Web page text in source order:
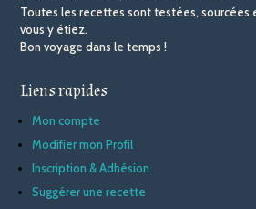
Toutes les recettes sont testées, sourcées
vous y étiez.
Bon voyage dans le temps !
Liens rapides
Mon compte
Modifier mon Profil
Inscription & Adhésion
Suggérer une recette